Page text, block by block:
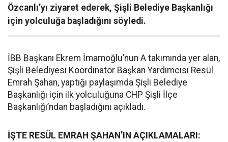
Özcanlı’yı ziyaret ederek, Şişli Belediye Başkanlığı
için yolculuğa başladığını söyledi.
İBB Başkanı Ekrem İmamoğlu’nun A takımında yer alan,
Şişli Belediyesi Koordinatör Başkan Yardımcısı Resül
Emrah Şahan, yaptığı paylaşımda Şişli Belediye
Başkanlığı için ilk yolculuğuna CHP Şişli İlçe
Başkanlığı’ndan başladığını açıkladı.
İŞTE RESÜL EMRAH ŞAHAN’IN AÇIKLAMALARI: